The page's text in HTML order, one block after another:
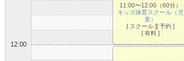
12:00
11:00〜12:00（60分）
キッズ体育スクール（児
童）
[ スクール ][ 予約 ]
[ 有料 ]